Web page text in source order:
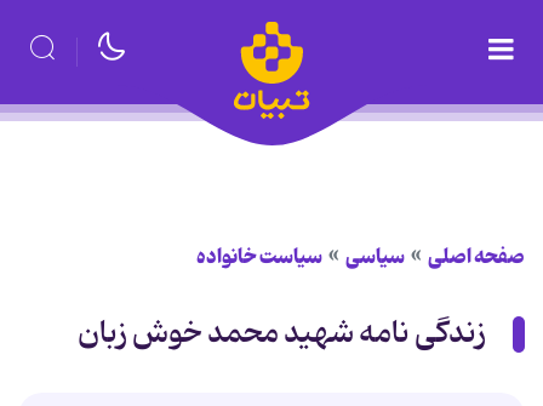
صفحه اصلی سیاسی سیاست خانواده
زندگی نامه شهید محمد خوش زبان